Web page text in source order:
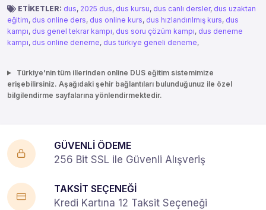
ETİKETLER: dus, 2025 dus, dus kursu, dus canlı dersler, dus uzaktan
eğitim, dus online ders, dus online kurs, dus hızlandırılmış kurs, dus
kampı, dus genel tekrar kampı, dus soru çözüm kampı, dus deneme
kampı, dus online deneme, dus türkiye geneli deneme,
Türkiye'nin tüm illerinden online DUS eğitim sistemimize
erişebilirsiniz. Aşağıdaki şehir bağlantıları bulunduğunuz ile özel
bilgilendirme sayfalarına yönlendirmektedir.
GÜVENLİ ÖDEME
256 Bit SSL ile Güvenli Alışveriş
TAKSİT SEÇENEĞİ
Kredi Kartına 12 Taksit Seçeneği